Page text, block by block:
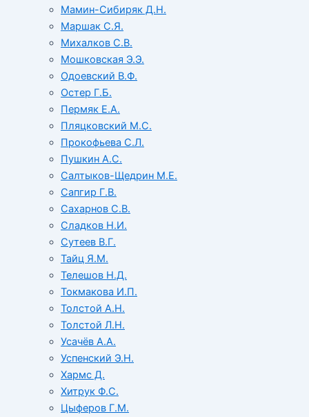
Мамин-Сибиряк Д.Н.
Маршак С.Я.
Михалков С.В.
Мошковская Э.Э.
Одоевский В.Ф.
Остер Г.Б.
Пермяк Е.А.
Пляцковский М.С.
Прокофьева С.Л.
Пушкин А.С.
Салтыков-Щедрин М.Е.
Сапгир Г.В.
Сахарнов С.В.
Сладков Н.И.
Сутеев В.Г.
Тайц Я.М.
Телешов Н.Д.
Токмакова И.П.
Толстой А.Н.
Толстой Л.Н.
Усачёв А.А.
Успенский Э.Н.
Хармс Д.
Хитрук Ф.С.
Цыферов Г.М.